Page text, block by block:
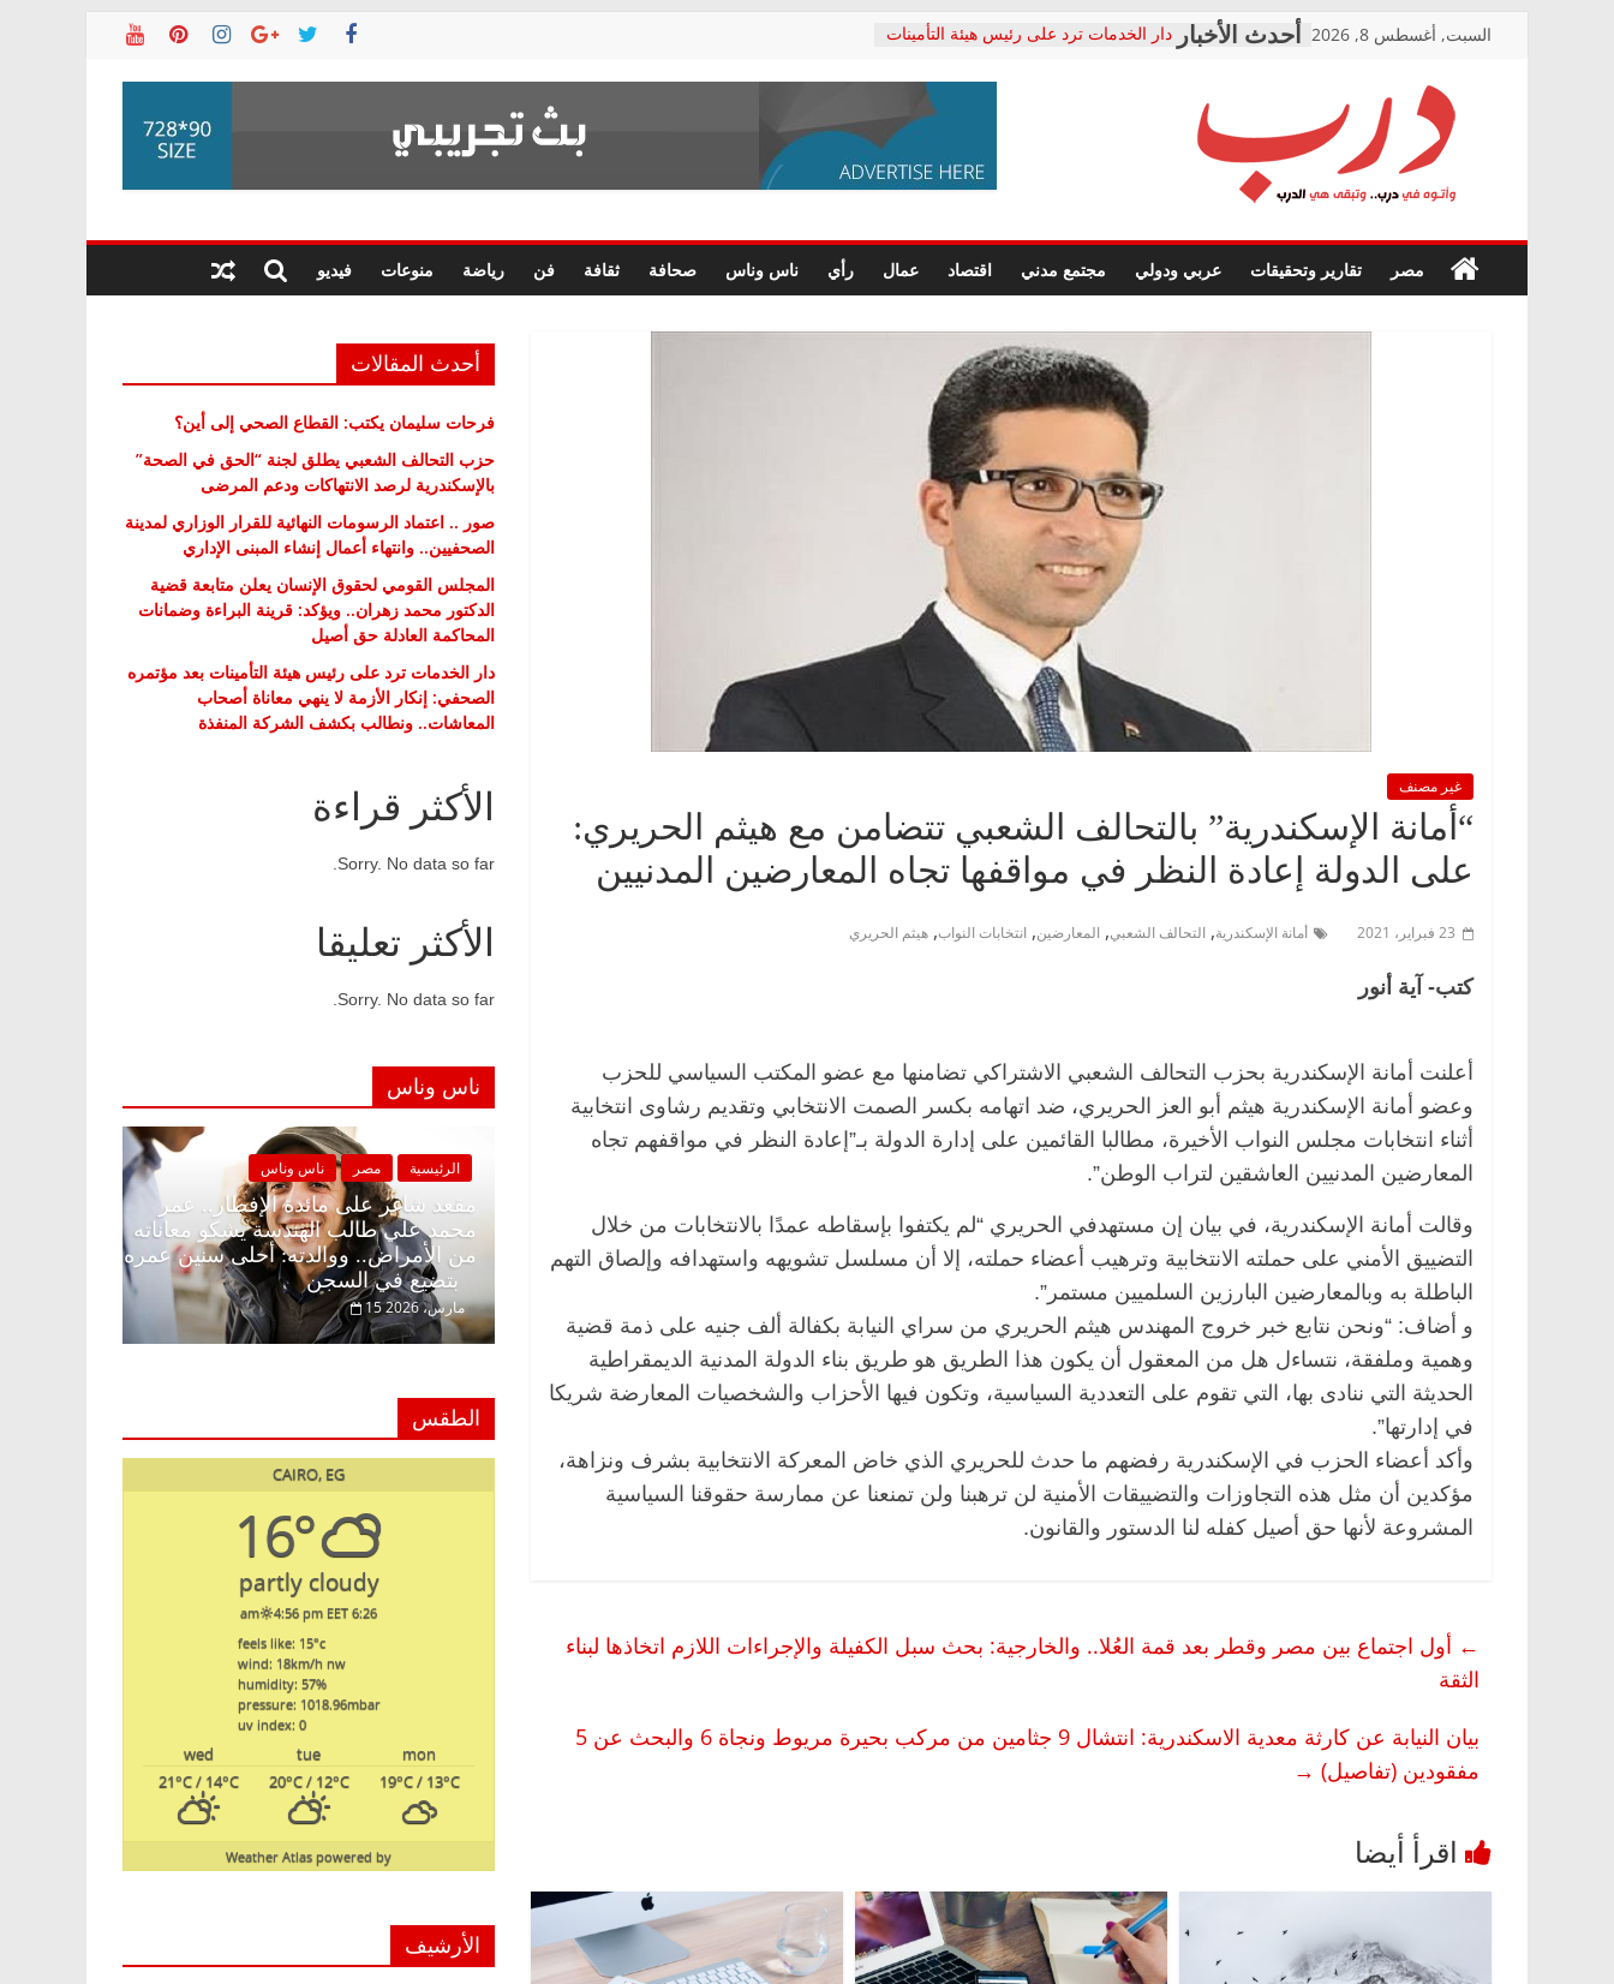
السبت, أغسطس 8, 2026
دار الخدمات ترد على رئيس هيئة التأمينات
معاناة أصحاب المعاشات.. ونطالب بكشف
فرحات سليمان يكتب: القطاع الصحي إلى
حزب التحالف الشعبي يطلق لجنة “الحق
صور .. اعتماد الرسومات النهائية للقرار
الوزاري لمدينة الصحفيين.. وانتهاء أعمال
إنشاء المبنى الإداري
متابعة قضية الدكتور محمد زهران.. ويؤكد:
قرينة البراءة وضمانات المحاكمة العادلة
حق أصيل
درب
في
درب..
مصر تقارير وتحقيقات عربي ودولي مجتمع مدني اقتصاد عمال رأي ناس وناس صحافة ثقافة فن رياضة منوعات فيديو
غير مصنف
“أمانة الإسكندرية” بالتحالف الشعبي تتضامن مع هيثم الحريري:
على الدولة إعادة النظر في مواقفها تجاه المعارضين المدنيين
23 فبراير، 2021 أمانة الإسكندرية, التحالف الشعبي, المعارضين, انتخابات النواب, هيثم الحريري
كتب- آية أنور
أعلنت أمانة الإسكندرية بحزب التحالف الشعبي الاشتراكي تضامنها مع عضو المكتب السياسي للحزب
وعضو أمانة الإسكندرية هيثم أبو العز الحريري، ضد اتهامه بكسر الصمت الانتخابي وتقديم رشاوى انتخابية
أثناء انتخابات مجلس النواب الأخيرة، مطالبا القائمين على إدارة الدولة بـ”إعادة النظر في مواقفهم تجاه
المعارضين المدنيين العاشقين لتراب الوطن”.
وقالت أمانة الإسكندرية، في بيان إن مستهدفي الحريري “لم يكتفوا بإسقاطه عمدًا بالانتخابات من خلال
التضييق الأمني على حملته الانتخابية وترهيب أعضاء حملته، إلا أن مسلسل تشويهه واستهدافه وإلصاق التهم
الباطلة به وبالمعارضين البارزين السلميين مستمر”.
و أضاف: “ونحن نتابع خبر خروج المهندس هيثم الحريري من سراي النيابة بكفالة ألف جنيه على ذمة قضية
وهمية وملفقة، نتساءل هل من المعقول أن يكون هذا الطريق هو طريق بناء الدولة المدنية الديمقراطية
الحديثة التي ننادى بها، التي تقوم على التعددية السياسية، وتكون فيها الأحزاب والشخصيات المعارضة شريكا
في إدارتها”.
وأكد أعضاء الحزب في الإسكندرية رفضهم ما حدث للحريري الذي خاض المعركة الانتخابية بشرف ونزاهة،
مؤكدين أن مثل هذه التجاوزات والتضييقات الأمنية لن ترهبنا ولن تمنعنا عن ممارسة حقوقنا السياسية
المشروعة لأنها حق أصيل كفله لنا الدستور والقانون.
← أول اجتماع بين مصر وقطر بعد قمة العُلا.. والخارجية: بحث سبل الكفيلة والإجراءات اللازم اتخاذها لبناء
الثقة
بيان النيابة عن كارثة معدية الاسكندرية: انتشال 9 جثامين من مركب بحيرة مريوط ونجاة 6 والبحث عن 5
مفقودين (تفاصيل) →
أحدث المقالات
فرحات سليمان يكتب: القطاع الصحي إلى أين؟
حزب التحالف الشعبي يطلق لجنة “الحق في الصحة”
بالإسكندرية لرصد الانتهاكات ودعم المرضى
صور .. اعتماد الرسومات النهائية للقرار الوزاري لمدينة
الصحفيين.. وانتهاء أعمال إنشاء المبنى الإداري
المجلس القومي لحقوق الإنسان يعلن متابعة قضية
الدكتور محمد زهران.. ويؤكد: قرينة البراءة وضمانات
المحاكمة العادلة حق أصيل
دار الخدمات ترد على رئيس هيئة التأمينات بعد مؤتمره
الصحفي: إنكار الأزمة لا ينهي معاناة أصحاب
المعاشات.. ونطالب بكشف الشركة المنفذة
الأكثر قراءة
Sorry. No data so far.
الأكثر تعليقا
Sorry. No data so far.
ناس وناس
الرئيسية ناس وناس
مقعد شاغر على مائدة الإفطار..
محمد علي طالب الهندسة يشكو
من الأمراض.. ووالدته: أحلى سنين
بتضيع في السجن
15 مارس، 2026
مقعد شاغر على الإفطار وبلكونة بلا زينة
رمضان.. د. عبدالخالق فاروق خبير
اقتصادي في انتظار حلم الحرية ولمة
حسين عبدالهادي فارس مقاومة
الخصخصة الذي دافع عن المال العام
(بروفايل)
الرئيسية مصر ناس وناس
في ذكرى رحيله.. د. نور فرحات فقيه
قانوني دافع عن قضايا الوطن وانحاز
26 يناير، 2026
الطقس
CAIRO, EG
16°
partly cloudy
6:26 am
4:56 pm EET
feels like: 15°c
wind: 18km/h nw
humidity: 57%
pressure: 1018.96mbar
uv index: 0
mon
tue
wed
19°C/ 13°C
20°C/ 12°C
21°C/ 14°C
powered by
Weather Atlas
الأرشيف